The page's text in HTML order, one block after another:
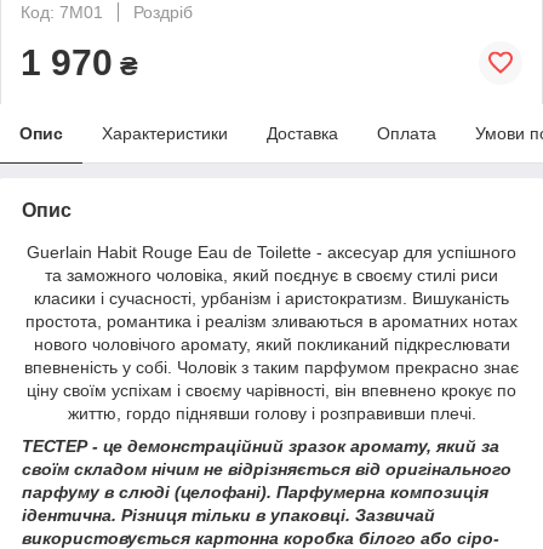
Код: 7M01
Роздріб
1 970 ₴
Опис Характеристики Доставка Оплата Умови
Опис
Guerlain Habit Rouge Eau de Toilette - аксесуар для успішного
та заможного чоловіка, який поєднує в своєму стилі риси
класики і сучасності, урбанізм і аристократизм. Вишуканість
простота, романтика і реалізм зливаються в ароматних нотах
нового чоловічого аромату, який покликаний підкреслювати
впевненість у собі. Чоловік з таким парфумом прекрасно знає
ціну своїм успіхам і своєму чарівності, він впевнено крокує по
життю, гордо піднявши голову і розправивши плечі.
ТЕСТЕР - це демонстраційний зразок аромату, який за
своїм складом нічим не відрізняється від оригінального
парфуму в слюді (целофані). Парфумерна композиція
ідентична. Різниця тільки в упаковці. Зазвичай
використовується картонна коробка білого або сіро-